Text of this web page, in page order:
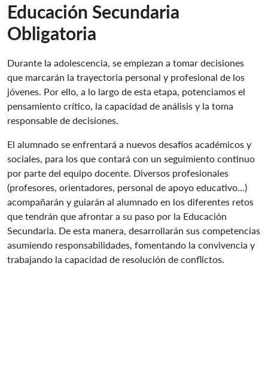
Educación Secundaria
Obligatoria
Durante la adolescencia, se empiezan a tomar decisiones
que marcarán la trayectoria personal y profesional de los
jóvenes. Por ello, a lo largo de esta etapa, potenciamos el
pensamiento crítico, la capacidad de análisis y la toma
responsable de decisiones.
El alumnado se enfrentará a nuevos desafíos académicos y
sociales, para los que contará con un seguimiento continuo
por parte del equipo docente. Diversos profesionales
(profesores, orientadores, personal de apoyo educativo...)
acompañarán y guiarán al alumnado en los diferentes retos
que tendrán que afrontar a su paso por la Educación
Secundaria. De esta manera, desarrollarán sus competencias
asumiendo responsabilidades, fomentando la convivencia y
trabajando la capacidad de resolución de conflictos.